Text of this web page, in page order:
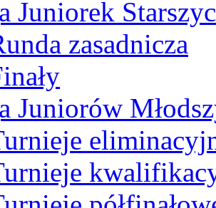
Juniorek
zasadnicza
Juniorów